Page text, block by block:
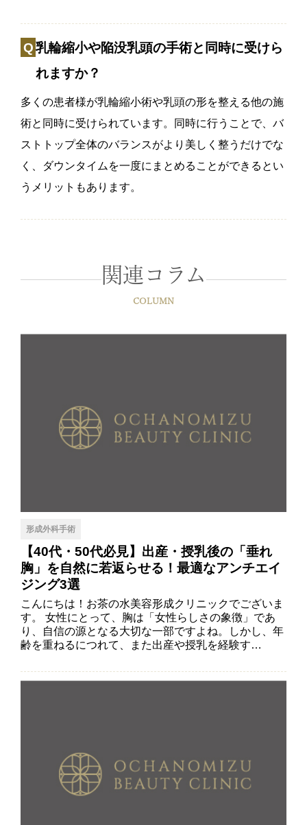
乳輪縮小や陥没乳頭の手術と同時に受けら
れますか？
多くの患者様が乳輪縮小術や乳頭の形を整える他の施
術と同時に受けられています。同時に行うことで、バ
ストトップ全体のバランスがより美しく整うだけでな
く、ダウンタイムを一度にまとめることができるとい
うメリットもあります。
関連コラム
COLUMN
形成外科手術
【40代・50代必見】出産・授乳後の「垂れ
胸」を自然に若返らせる！最適なアンチエイ
ジング3選
こんにちは！お茶の水美容形成クリニックでございま
す。 女性にとって、胸は「女性らしさの象徴」であ
り、自信の源となる大切な一部ですよね。しかし、年
齢を重ねるにつれて、また出産や授乳を経験す…